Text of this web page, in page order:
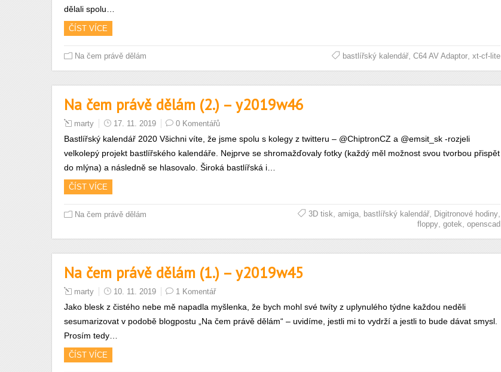
dělali spolu…
ČÍST VÍCE
Na čem právě dělám bastlířský kalendář, C64 AV Adaptor, xt-cf-lite
Na čem právě dělám (2.) – y2019w46
marty 17. 11. 2019 0 Komentářů
Bastlířský kalendář 2020 Všichni víte, že jsme spolu s kolegy z twitteru – @ChiptronCZ a @emsit_sk -rozjeli
velkolepý projekt bastlířského kalendáře. Nejprve se shromažďovaly fotky (každý měl možnost svou tvorbou přispět
do mlýna) a následně se hlasovalo. Široká bastlířská i…
ČÍST VÍCE
Na čem právě dělám 3D tisk amiga, bastlířský kalendář, Digitronové hodiny,
floppy, gotek openscad
Na čem právě dělám (1.) – y2019w45
marty 10. 11. 2019 1 Komentář
Jako blesk z čistého nebe mě napadla myšlenka, že bych mohl své twíty z uplynulého týdne každou neděli
sesumarizovat v podobě blogpostu „Na čem právě dělám“ – uvidíme, jestli mi to vydrží a jestli to bude dávat smysl.
Prosím tedy…
ČÍST VÍCE